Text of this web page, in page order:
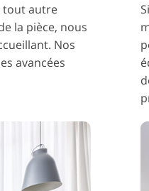
tout autre
la pièce, nous
Nos
avancées